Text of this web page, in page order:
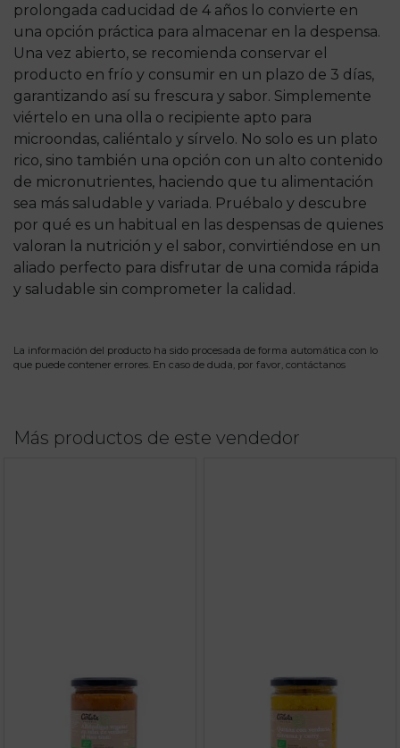
prolongada caducidad de 4 años lo convierte en
una opción práctica para almacenar en la despensa.
Una vez abierto, se recomienda conservar el
producto en frío y consumir en un plazo de 3 días,
garantizando así su frescura y sabor. Simplemente
viértelo en una olla o recipiente apto para
microondas, caliéntalo y sírvelo. No solo es un plato
rico, sino también una opción con un alto contenido
de micronutrientes, haciendo que tu alimentación
sea más saludable y variada. Pruébalo y descubre
por qué es un habitual en las despensas de quienes
valoran la nutrición y el sabor, convirtiéndose en un
aliado perfecto para disfrutar de una comida rápida
y saludable sin comprometer la calidad.
La información del producto ha sido procesada de forma automática con lo
que puede contener errores. En caso de duda, por favor, contáctanos
Más productos de este vendedor